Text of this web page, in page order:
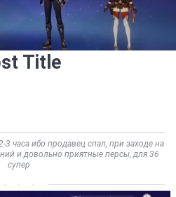
Title
часа ибо продавец спал, при заходе на
и довольно приятные персы, для 36
супер